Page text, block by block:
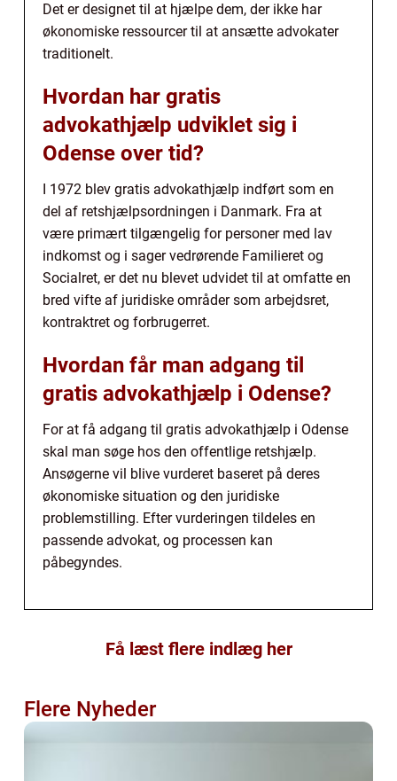
Det er designet til at hjælpe dem, der ikke har
økonomiske ressourcer til at ansætte advokater
traditionelt.
Hvordan har gratis
advokathjælp udviklet sig i
Odense over tid?
I 1972 blev gratis advokathjælp indført som en
del af retshjælpsordningen i Danmark. Fra at
være primært tilgængelig for personer med lav
indkomst og i sager vedrørende Familieret og
Socialret, er det nu blevet udvidet til at omfatte en
bred vifte af juridiske områder som arbejdsret,
kontraktret og forbrugerret.
Hvordan får man adgang til
gratis advokathjælp i Odense?
For at få adgang til gratis advokathjælp i Odense
skal man søge hos den offentlige retshjælp.
Ansøgerne vil blive vurderet baseret på deres
økonomiske situation og den juridiske
problemstilling. Efter vurderingen tildeles en
passende advokat, og processen kan
påbegyndes.
Få læst flere indlæg her
Flere Nyheder